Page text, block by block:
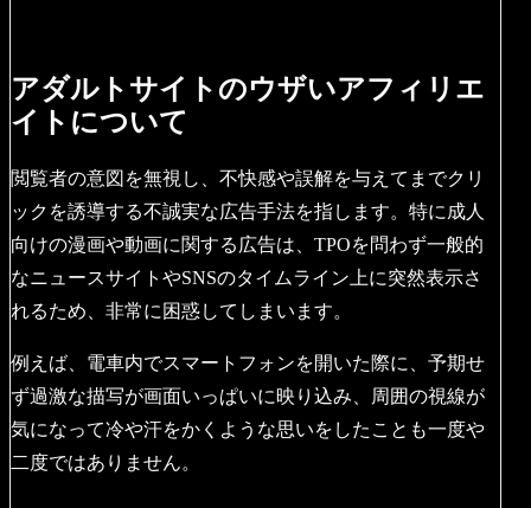
アダルトサイトのウザいアフィリエ
イトについて
閲覧者の意図を無視し、不快感や誤解を与えてまでクリ
ックを誘導する不誠実な広告手法を指します。特に成人
向けの漫画や動画に関する広告は、TPOを問わず一般的
なニュースサイトやSNSのタイムライン上に突然表示さ
れるため、非常に困惑してしまいます。
例えば、電車内でスマートフォンを開いた際に、予期せ
ず過激な描写が画面いっぱいに映り込み、周囲の視線が
気になって冷や汗をかくような思いをしたことも一度や
二度ではありません。